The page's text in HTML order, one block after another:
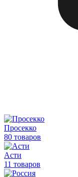
Просекко
80 товаров
Асти
11 товаров